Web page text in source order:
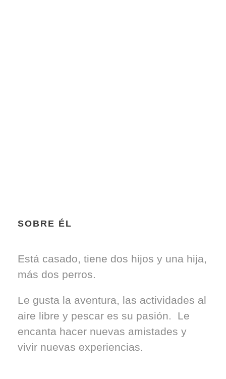
SOBRE ÉL
Está casado, tiene dos hijos y una hija,
más dos perros.
Le gusta la aventura, las actividades al
aire libre y pescar es su pasión. Le
encanta hacer nuevas amistades y
vivir nuevas experiencias.